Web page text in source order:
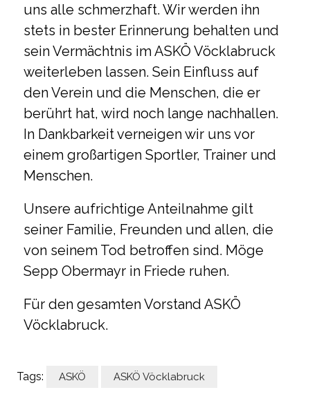
uns alle schmerzhaft. Wir werden ihn
stets in bester Erinnerung behalten und
sein Vermächtnis im ASKÖ Vöcklabruck
weiterleben lassen. Sein Einfluss auf
den Verein und die Menschen, die er
berührt hat, wird noch lange nachhallen.
In Dankbarkeit verneigen wir uns vor
einem großartigen Sportler, Trainer und
Menschen.
Unsere aufrichtige Anteilnahme gilt
seiner Familie, Freunden und allen, die
von seinem Tod betroffen sind. Möge
Sepp Obermayr in Friede ruhen.
Für den gesamten Vorstand ASKÖ
Vöcklabruck.
Tags: ASKÖ ASKÖ Vöcklabruck